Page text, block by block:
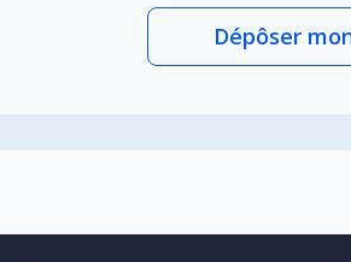
Dépôser